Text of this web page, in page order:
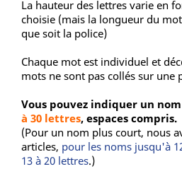
La hauteur des lettres varie en
choisie (mais la longueur du
que soit la police)
Chaque mot est individuel et
mots ne sont pas collés sur une
Vous pouvez indiquer un
à 30 lettres, espaces compris.
(Pour un nom plus court, nous
articles, pour les noms jusqu'à
13 à 20 lettres.)